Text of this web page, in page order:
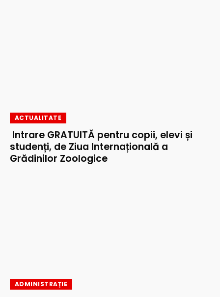
ACTUALITATE
Intrare GRATUITĂ pentru copii, elevi și
studenți, de Ziua Internațională a
Grădinilor Zoologice
ADMINISTRAȚIE